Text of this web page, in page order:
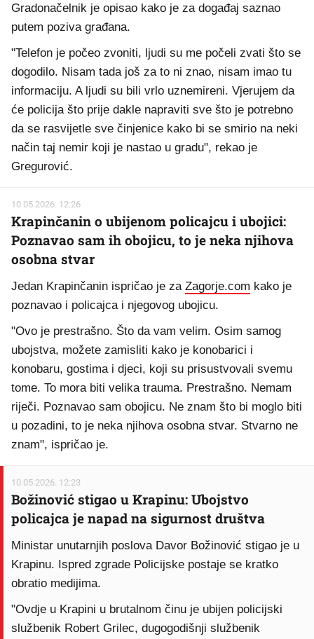
Gradonačelnik je opisao kako je za događaj saznao
putem poziva građana.
"Telefon je počeo zvoniti, ljudi su me počeli zvati što se
dogodilo. Nisam tada još za to ni znao, nisam imao tu
informaciju. A ljudi su bili vrlo uznemireni. Vjerujem da
će policija što prije dakle napraviti sve što je potrebno
da se rasvijetle sve činjenice kako bi se smirio na neki
način taj nemir koji je nastao u gradu", rekao je
Gregurović.
10.05.2026. 12:26
Krapinčanin o ubijenom policajcu i ubojici:
Poznavao sam ih obojicu, to je neka njihova
osobna stvar
Jedan Krapinčanin ispričao je za Zagorje.com kako je
poznavao i policajca i njegovog ubojicu.
"Ovo je prestrašno. Što da vam velim. Osim samog
ubojstva, možete zamisliti kako je konobarici i
konobaru, gostima i djeci, koji su prisustvovali svemu
tome. To mora biti velika trauma. Prestrašno. Nemam
riječi. Poznavao sam obojicu. Ne znam što bi moglo biti
u pozadini, to je neka njihova osobna stvar. Stvarno ne
znam", ispričao je.
10.05.2026. 12:23
Božinović stigao u Krapinu: Ubojstvo
policajca je napad na sigurnost društva
Ministar unutarnjih poslova Davor Božinović stigao je u
Krapinu. Ispred zgrade Policijske postaje se kratko
obratio medijima.
"Ovdje u Krapini u brutalnom činu je ubijen policijski
službenik Robert Grilec, dugogodišnji službenik